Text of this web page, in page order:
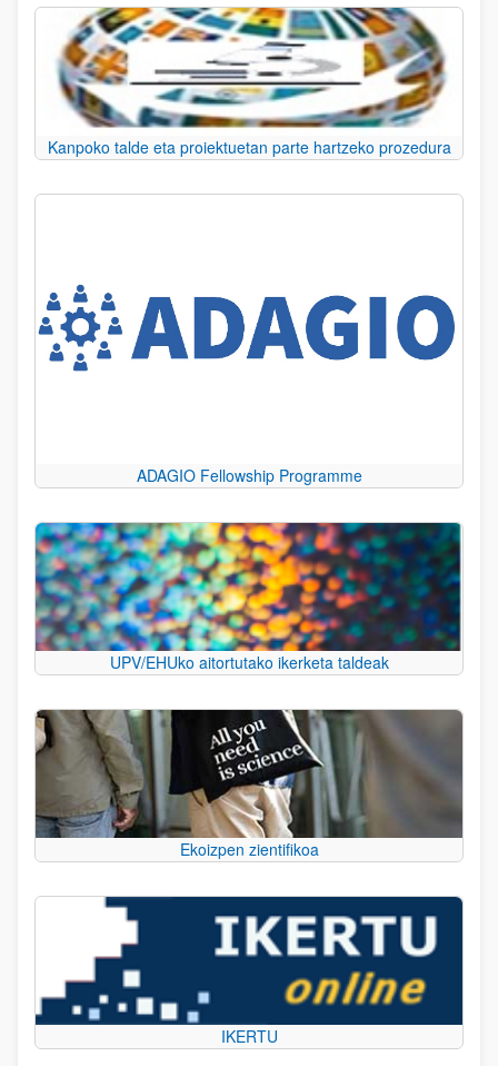
Kanpoko talde eta proiektuetan parte hartzeko prozedura
ADAGIO Fellowship Programme
UPV/EHUko aitortutako ikerketa taldeak
Ekoizpen zientifikoa
IKERTU